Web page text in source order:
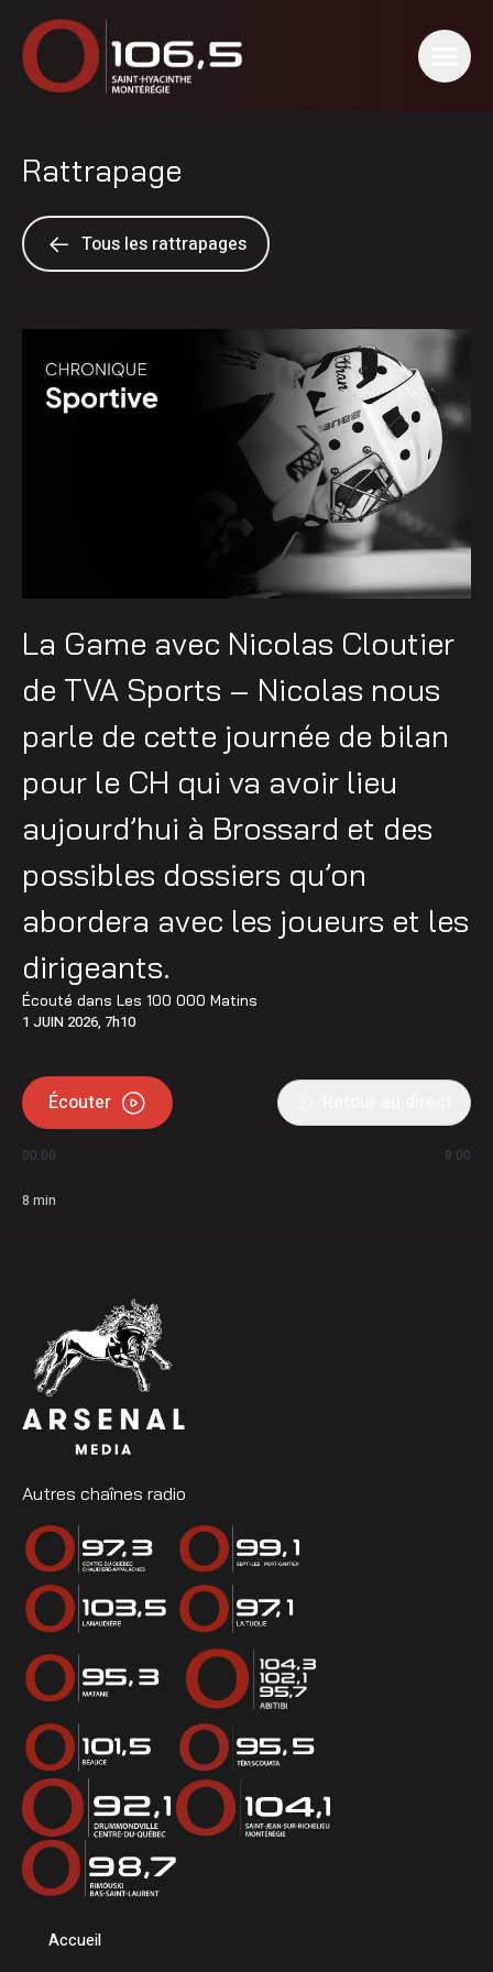
Rattrapage
Tous les rattrapages
La Game avec Nicolas Cloutier
de TVA Sports – Nicolas nous
parle de cette journée de bilan
pour le CH qui va avoir lieu
aujourd’hui à Brossard et des
possibles dossiers qu’on
abordera avec les joueurs et les
dirigeants.
Écouté dans Les 100 000 Matins
1 JUIN 2026, 7h10
Écouter
00:00 8:00
8 min
Autres chaînes radio
Accueil